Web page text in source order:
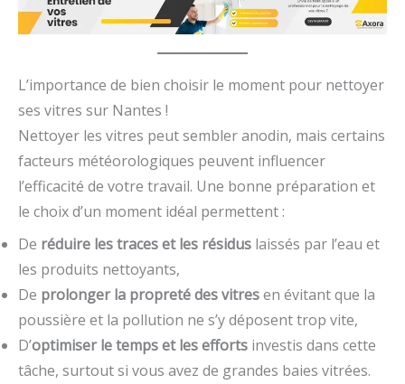
L’importance de bien choisir le moment pour nettoyer
ses vitres sur Nantes !
Nettoyer les vitres peut sembler anodin, mais certains
facteurs météorologiques peuvent influencer
l’efficacité de votre travail. Une bonne préparation et
le choix d’un moment idéal permettent :
De réduire les traces et les résidus laissés par l’eau et
les produits nettoyants,
De prolonger la propreté des vitresen évitant que la
poussière et la pollution ne s’y déposent trop vite,
D’optimiser le temps et les efforts investis dans cette
tâche, surtout si vous avez de grandes baies vitrées.